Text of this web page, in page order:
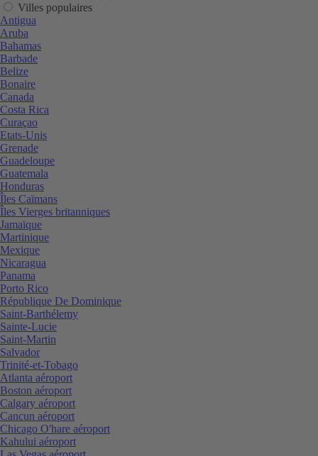
Villes populaires
Antigua
Aruba
Bahamas
Barbade
Belize
Bonaire
Canada
Costa Rica
Curaçao
Etats-Unis
Grenade
Guadeloupe
Guatemala
Honduras
Îles Caïmans
Îles Vierges britanniques
Jamaïque
Martinique
Mexique
Nicaragua
Panama
Porto Rico
République De Dominique
Saint-Barthélemy
Sainte-Lucie
Saint-Martin
Salvador
Trinité-et-Tobago
Atlanta aéroport
Boston aéroport
Calgary aéroport
Cancun aéroport
Chicago O'hare aéroport
Kahului aéroport